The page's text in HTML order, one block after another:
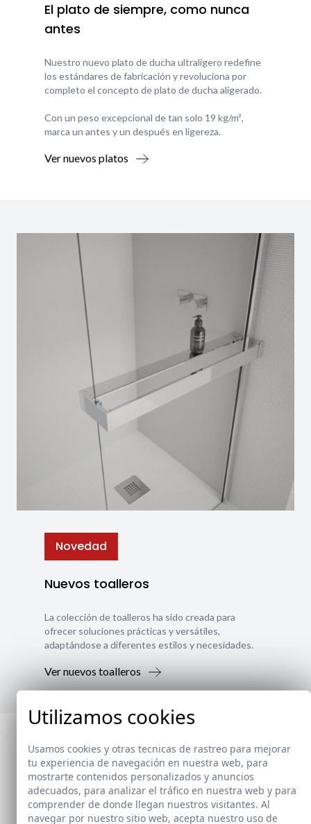
El plato de siempre, como nunca
antes
Nuestro nuevo plato de ducha ultraligero redefine
los estándares de fabricación y revoluciona por
completo el concepto de plato de ducha aligerado.
Con un peso excepcional de tan solo 19 kg/m²,
marca un antes y un después en ligereza.
Ver nuevos platos
Novedad
Nuevos toalleros
La colección de toalleros ha sido creada para
ofrecer soluciones prácticas y versátiles,
adaptándose a diferentes estilos y necesidades.
Ver nuevos toalleros
Utilizamos cookies
Usamos cookies y otras tecnicas de rastreo para mejorar
tu experiencia de navegación en nuestra web, para
mostrarte contenidos personalizados y anuncios
adecuados, para analizar el tráfico en nuestra web y para
comprender de donde llegan nuestros visitantes. Al
navegar por nuestro sitio web, acepta nuestro uso de